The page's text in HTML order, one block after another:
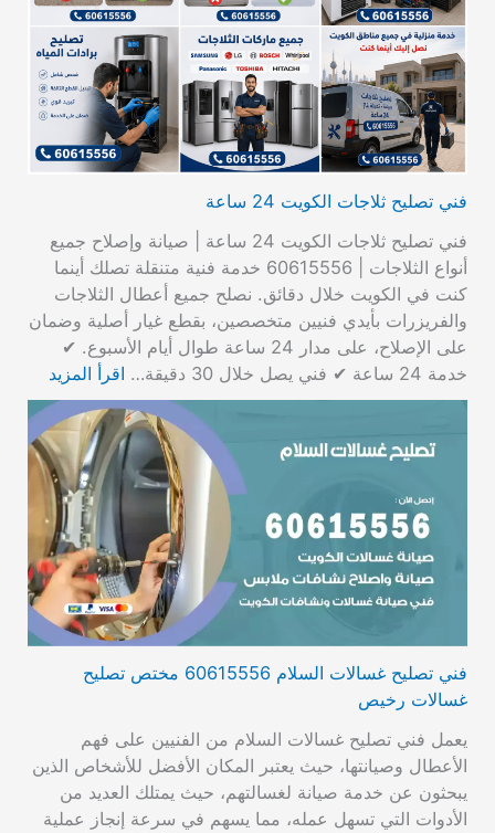
فني تصليح ثلاجات الكويت 24 ساعة
فني تصليح ثلاجات الكويت 24 ساعة | صيانة وإصلاح جميع
أنواع الثلاجات | 60615556 خدمة فنية متنقلة تصلك أينما
كنت في الكويت خلال دقائق. نصلح جميع أعطال الثلاجات
والفريزرات بأيدي فنيين متخصصين، بقطع غيار أصلية وضمان
على الإصلاح، على مدار 24 ساعة طوال أيام الأسبوع. ✔
خدمة 24 ساعة ✔ فني يصل خلال 30 دقيقة…
اقرأ المزيد
فني تصليح غسالات السلام 60615556 مختص تصليح
غسالات رخيص
يعمل فني تصليح غسالات السلام من الفنيين على فهم
الأعطال وصيانتها، حيث يعتبر المكان الأفضل للأشخاص الذين
يبحثون عن خدمة صيانة لغسالتهم، حيث يمتلك العديد من
الأدوات التي تسهل عمله، مما يسهم في سرعة إنجاز عملية